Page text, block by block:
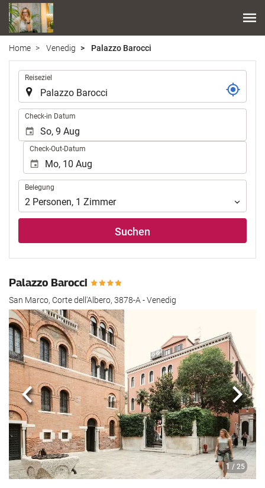
Home Venedig Palazzo Barocci
Reiseziel
Check-in Datum
Check-Out-Datum
Belegung
Belegung
2 Personen, 1 Zimmer
Suchen
Palazzo Barocci
San Marco, Corte dell'Albero, 3878-A - Venedig
1 / 25
Zurück